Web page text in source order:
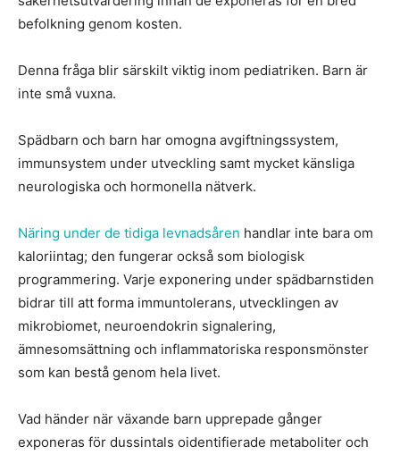
befolkning genom kosten.
Denna fråga blir särskilt viktig inom pediatriken. Barn är
inte små vuxna.
Spädbarn och barn har omogna avgiftningssystem,
immunsystem under utveckling samt mycket känsliga
neurologiska och hormonella nätverk.
Näring under de tidiga levnadsåren handlar inte bara om
kaloriintag; den fungerar också som biologisk
programmering. Varje exponering under spädbarnstiden
bidrar till att forma immuntolerans, utvecklingen av
mikrobiomet, neuroendokrin signalering,
ämnesomsättning och inflammatoriska responsmönster
som kan bestå genom hela livet.
Vad händer när växande barn upprepade gånger
exponeras för dussintals oidentifierade metaboliter och